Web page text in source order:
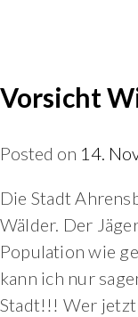
Vorsicht
Posted on 14.
Die Stadt
Wälder. Der
Population wie
kann ich nur
Stadt!!! Wer